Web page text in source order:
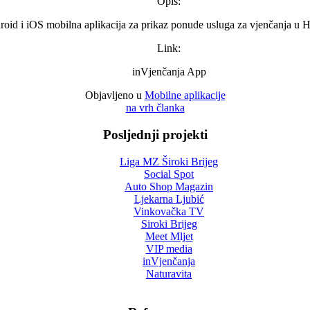
i iOS mobilna aplikacija za prikaz ponude usluga za vjenčanja u
Link:
inVjenčanja App
Objavljeno u Mobilne aplikacije
na vrh članka
Posljednji projekti
Liga MZ Široki Brijeg
Social Spot
Auto Shop Magazin
Ljekarna Ljubić
Vinkovačka TV
Siroki Brijeg
Meet Mljet
VIP media
inVjenčanja
Naturavita